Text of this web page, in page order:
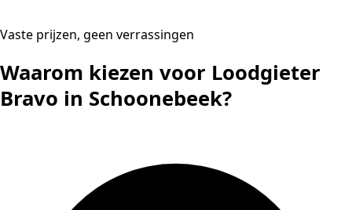
Vaste prijzen, geen verrassingen
Waarom kiezen voor Loodgieter
Bravo in Schoonebeek?